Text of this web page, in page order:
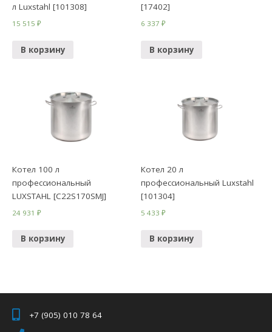
л Luxstahl [101308]
15 515₽
В корзину
[17402]
6 337₽
В корзину
Котел 100 л
профессиональный
LUXSTAHL [C22S170SMJ]
24 931₽
В корзину
Котел 20 л
профессиональный Luxstahl
[101304]
5 433₽
В корзину
+7 (905) 010 78 64